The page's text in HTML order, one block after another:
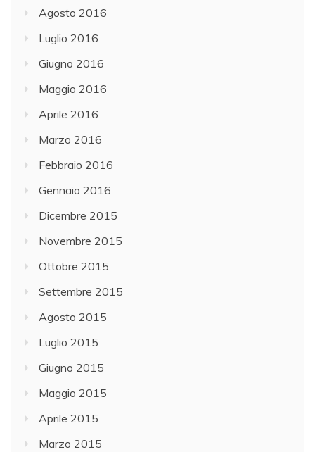
Agosto 2016
Luglio 2016
Giugno 2016
Maggio 2016
Aprile 2016
Marzo 2016
Febbraio 2016
Gennaio 2016
Dicembre 2015
Novembre 2015
Ottobre 2015
Settembre 2015
Agosto 2015
Luglio 2015
Giugno 2015
Maggio 2015
Aprile 2015
Marzo 2015